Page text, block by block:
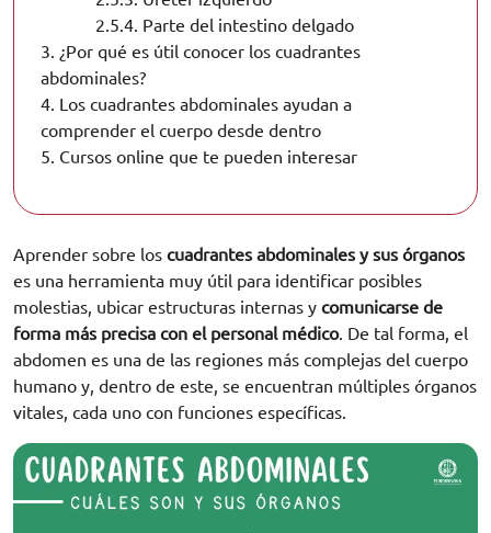
2.5.4. Parte del intestino delgado
3. ¿Por qué es útil conocer los cuadrantes
abdominales?
4. Los cuadrantes abdominales ayudan a
comprender el cuerpo desde dentro
5. Cursos online que te pueden interesar
Aprender sobre los cuadrantes abdominales y sus órganos
es una herramienta muy útil para identificar posibles
molestias, ubicar estructuras internas y comunicarse de
forma más precisa con el personal médico. De tal forma, el
abdomen es una de las regiones más complejas del cuerpo
humano y, dentro de este, se encuentran múltiples órganos
vitales, cada uno con funciones específicas.